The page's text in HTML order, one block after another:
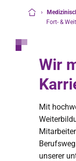
›
Fort- &
Wir
Mit
unserer